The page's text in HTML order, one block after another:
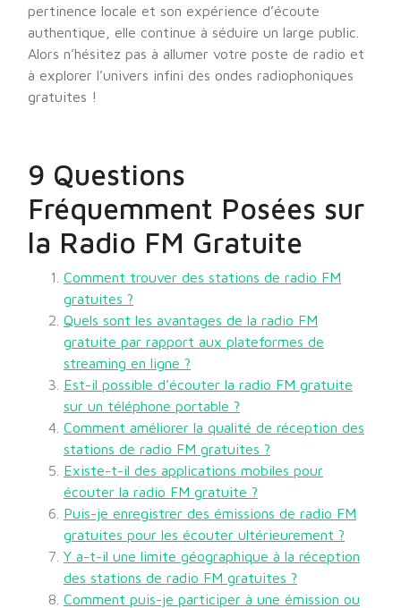
pertinence locale et son expérience d’écoute
authentique, elle continue à séduire un large public.
Alors n’hésitez pas à allumer votre poste de radio et
à explorer l’univers infini des ondes radiophoniques
gratuites !
9 Questions
Fréquemment Posées sur
la Radio FM Gratuite
Comment trouver des stations de radio FM
gratuites ?
Quels sont les avantages de la radio FM
gratuite par rapport aux plateformes de
streaming en ligne ?
Est-il possible d’écouter la radio FM gratuite
sur un téléphone portable ?
Comment améliorer la qualité de réception des
stations de radio FM gratuites ?
Existe-t-il des applications mobiles pour
écouter la radio FM gratuite ?
Puis-je enregistrer des émissions de radio FM
gratuites pour les écouter ultérieurement ?
Y a-t-il une limite géographique à la réception
des stations de radio FM gratuites ?
Comment puis-je participer à une émission ou